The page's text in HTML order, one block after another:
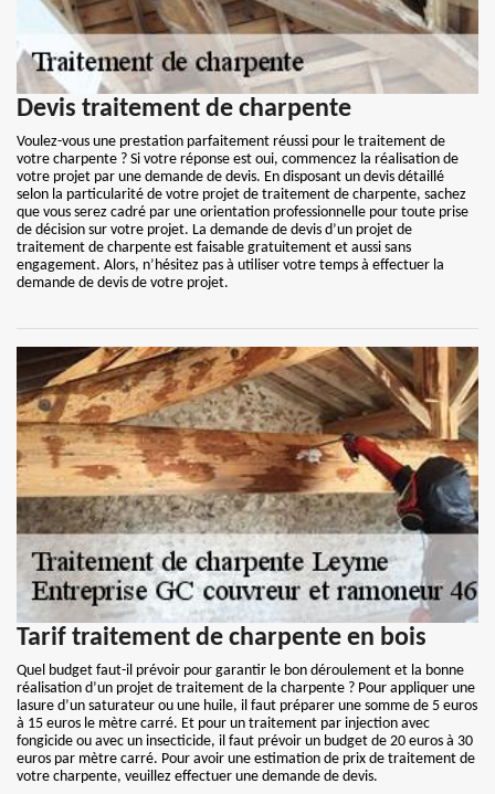
Devis traitement de charpente
Voulez-vous une prestation parfaitement réussi pour le traitement de
votre charpente ? Si votre réponse est oui, commencez la réalisation de
votre projet par une demande de devis. En disposant un devis détaillé
selon la particularité de votre projet de traitement de charpente, sachez
que vous serez cadré par une orientation professionnelle pour toute prise
de décision sur votre projet. La demande de devis d’un projet de
traitement de charpente est faisable gratuitement et aussi sans
engagement. Alors, n’hésitez pas à utiliser votre temps à effectuer la
demande de devis de votre projet.
Tarif traitement de charpente en bois
Quel budget faut-il prévoir pour garantir le bon déroulement et la bonne
réalisation d’un projet de traitement de la charpente ? Pour appliquer une
lasure d’un saturateur ou une huile, il faut préparer une somme de 5 euros
à 15 euros le mètre carré. Et pour un traitement par injection avec
fongicide ou avec un insecticide, il faut prévoir un budget de 20 euros à 30
euros par mètre carré. Pour avoir une estimation de prix de traitement de
votre charpente, veuillez effectuer une demande de devis.